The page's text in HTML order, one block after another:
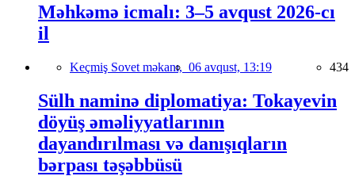
Məhkəmə icmalı: 3–5 avqust 2026-cı
il
Keçmiş Sovet məkanı, 06 avqust, 13:19 434
Sülh naminə diplomatiya: Tokayevin
döyüş əməliyyatlarının
dayandırılması və danışıqların
bərpası təşəbbüsü